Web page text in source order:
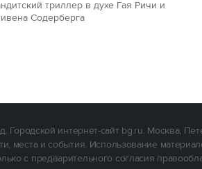
триллер в духе Гая Ричи и
Содерберга
Городской интернет-сайт bg.ru. Москва,
места и события. Использование
с предварительного согласия